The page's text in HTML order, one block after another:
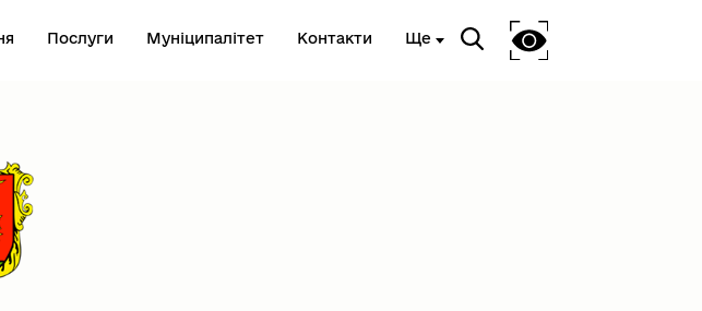
Послуги Муніципалітет Контакти Ще